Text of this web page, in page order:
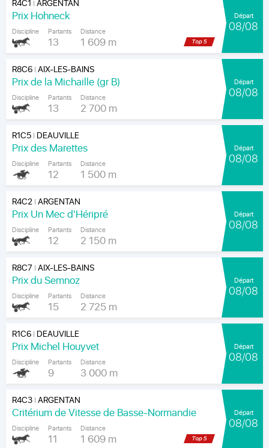
R4C1 |ARGENTAN
Prix Hohneck
Discipline Partants
13
Distance
1 609 m
Départ
08/08
R8C6|AIX-LES-BAINS
Prix de la Michaille (gr B)
Discipline Partants
13
Distance
2 700 m
Départ
08/08
R1C5| DEAUVILLE
Prix des Marettes
Discipline Partants
12
Distance
1 500 m
Départ
08/08
R4C2|ARGENTAN
Prix Un Mec d'Héripré
Discipline Partants
12
Distance
2 150 m
Départ
08/08
R8C7 |AIX-LES-BAINS
Prix du Semnoz
Discipline Partants
15
Distance
2 725 m
Départ
08/08
R1C6| DEAUVILLE
Prix Michel Houyvet
Discipline Partants
9
Distance
3 000 m
Départ
08/08
R4C3|ARGENTAN
Critérium de Vitesse de Basse-Normandie
Discipline Partants
11
Distance
1 609 m
Départ
08/08